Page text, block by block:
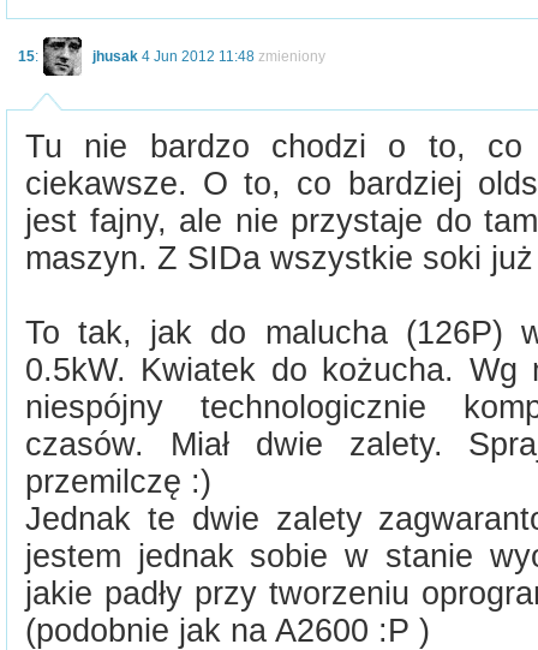
15: jhusak 4 Jun 2012 11:48 zmieniony
Tu nie bardzo chodzi o to,
ciekawsze. O to, co bardziej
jest fajny, ale nie przystaje do
maszyn. Z SIDa wszystkie soki
To tak, jak do malucha (126P)
0.5kW. Kwiatek do kożucha. Wg
niespójny technologicznie
czasów. Miał dwie zalety.
przemilczę :)
Jednak te dwie zalety
jestem jednak sobie w stanie
jakie padły przy tworzeniu
(podobnie jak na A2600 :P )